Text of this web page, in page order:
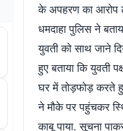
के अपहरण का आरोप
धमदाहा पुलिस ने
युवती को साथ जाने
हुए बताया कि युवती
घर में तोड़फोड़ करते
ने मौके पर पहुंचकर
काबू पाया. सूचना